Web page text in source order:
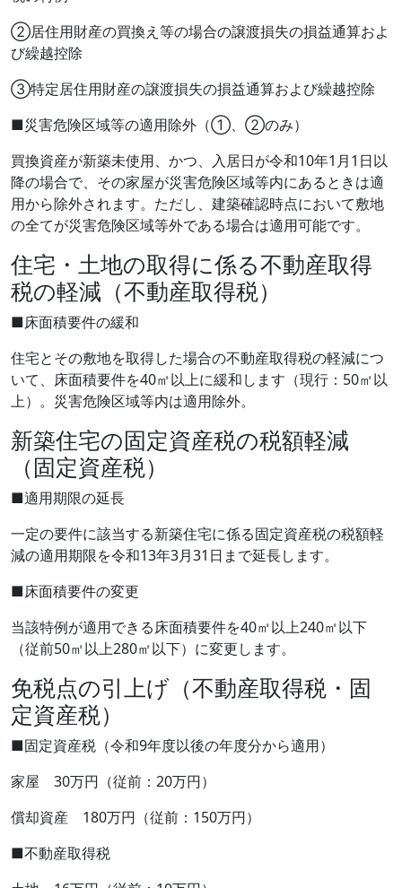
②居住用財産の買換え等の場合の譲渡損失の損益通算およ
び繰越控除
③特定居住用財産の譲渡損失の損益通算および繰越控除
■災害危険区域等の適用除外（①、②のみ）
買換資産が新築未使用、かつ、入居日が令和10年1月1日以
降の場合で、その家屋が災害危険区域等内にあるときは適
用から除外されます。ただし、建築確認時点において敷地
の全てが災害危険区域等外である場合は適用可能です。
住宅・土地の取得に係る不動産取得
税の軽減（不動産取得税）
■床面積要件の緩和
住宅とその敷地を取得した場合の不動産取得税の軽減につ
いて、床面積要件を40㎡以上に緩和します（現行：50㎡以
上）。災害危険区域等内は適用除外。
新築住宅の固定資産税の税額軽減
（固定資産税）
■適用期限の延長
一定の要件に該当する新築住宅に係る固定資産税の税額軽
減の適用期限を令和13年3月31日まで延長します。
■床面積要件の変更
当該特例が適用できる床面積要件を40㎡以上240㎡以下
（従前50㎡以上280㎡以下）に変更します。
免税点の引上げ（不動産取得税・固
定資産税）
■固定資産税（令和9年度以後の年度分から適用）
家屋 30万円（従前：20万円）
償却資産 180万円（従前：150万円）
■不動産取得税